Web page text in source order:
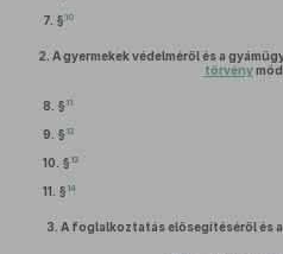
7. § 10
2. A gyermekek védelméről és a
törvény
8. § 11
9. § 12
10. § 13
11. § 14
3. A foglalkoztatás elősegítéséről és